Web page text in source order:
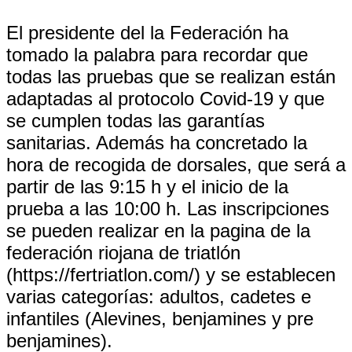
El presidente del la Federación ha
tomado la palabra para recordar que
todas las pruebas que se realizan están
adaptadas al protocolo Covid-19 y que
se cumplen todas las garantías
sanitarias. Además ha concretado la
hora de recogida de dorsales, que será a
partir de las 9:15 h y el inicio de la
prueba a las 10:00 h. Las inscripciones
se pueden realizar en la pagina de la
federación riojana de triatlón
(https://fertriatlon.com/) y se establecen
varias categorías: adultos, cadetes e
infantiles (Alevines, benjamines y pre
benjamines).